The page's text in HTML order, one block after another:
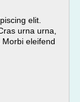
elit.
urna urna,
eleifend